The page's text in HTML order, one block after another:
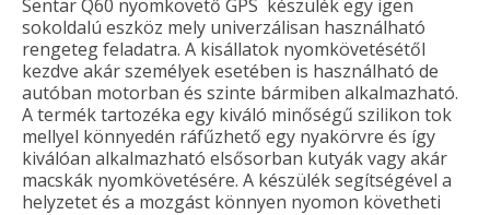
Sentar Q60 nyomkövető GPS készülék egy igen
sokoldalú eszköz mely univerzálisan használható
rengeteg feladatra. A kisállatok nyomkövetésétől
kezdve akár személyek esetében is használható de
autóban motorban és szinte bármiben alkalmazható.
A termék tartozéka egy kiváló minőségű szilikon tok
mellyel könnyedén ráfűzhető egy nyakörvre és így
kiválóan alkalmazható elsősorban kutyák vagy akár
macskák nyomkövetésére. A készülék segítségével a
helyzetet és a mozgást könnyen nyomon követheti